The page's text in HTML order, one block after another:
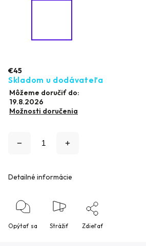
€45
Skladom u dodávateľa
Môžeme doručiť do:
19.8.2026
Možnosti doručenia
Detailné informácie
Opýtať sa Strážiť Zdieľať